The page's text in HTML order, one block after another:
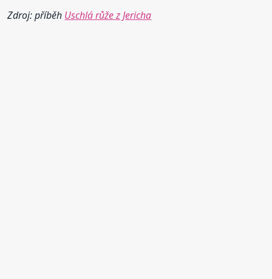
Zdroj: příběh Uschlá růže z Jericha